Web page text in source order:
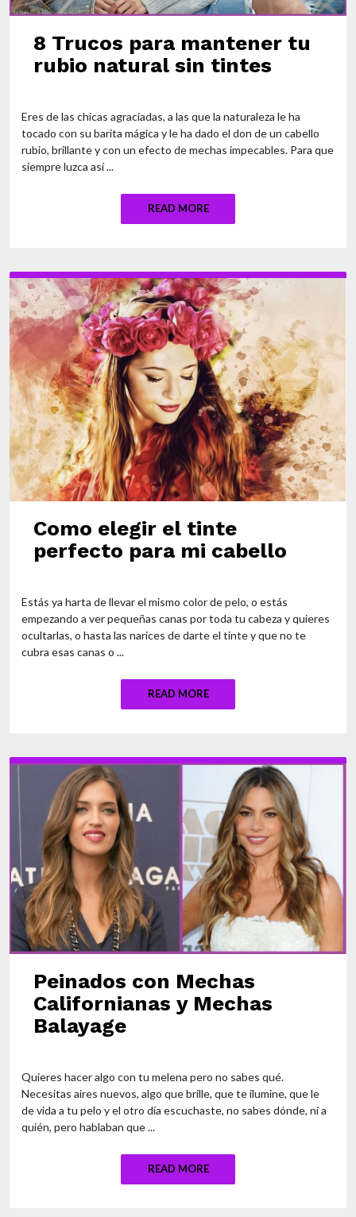
8 Trucos para mantener tu
rubio natural sin tintes
Eres de las chicas agraciadas, a las que la naturaleza le ha
tocado con su barita mágica y le ha dado el don de un cabello
rubio, brillante y con un efecto de mechas impecables. Para que
siempre luzca así ...
READ MORE
Como elegir el tinte
perfecto para mi cabello
Estás ya harta de llevar el mismo color de pelo, o estás
empezando a ver pequeñas canas por toda tu cabeza y quieres
ocultarlas, o hasta las narices de darte el tinte y que no te
cubra esas canas o ...
READ MORE
Peinados con Mechas
Californianas y Mechas
Balayage
Quieres hacer algo con tu melena pero no sabes qué.
Necesitas aires nuevos, algo que brille, que te ilumine, que le
de vida a tu pelo y el otro día escuchaste, no sabes dónde, ni a
quién, pero hablaban que ...
READ MORE